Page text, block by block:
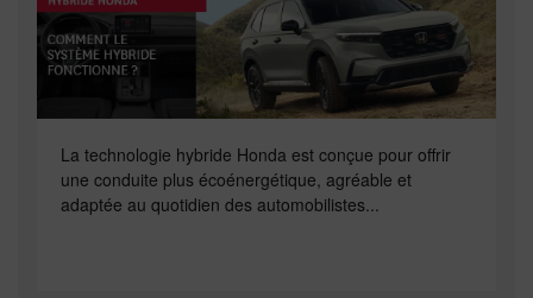
La technologie hybride Honda est conçue pour offrir
une conduite plus écoénergétique, agréable et
adaptée au quotidien des automobilistes...